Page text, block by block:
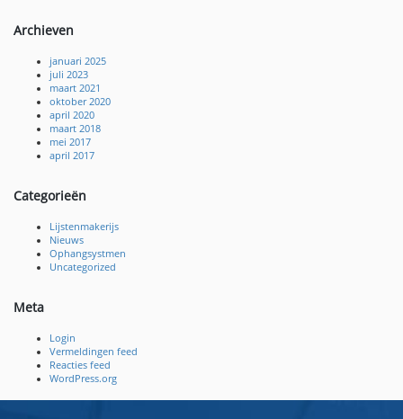
Archieven
januari 2025
juli 2023
maart 2021
oktober 2020
april 2020
maart 2018
mei 2017
april 2017
Categorieën
Lijstenmakerijs
Nieuws
Ophangsystmen
Uncategorized
Meta
Login
Vermeldingen feed
Reacties feed
WordPress.org